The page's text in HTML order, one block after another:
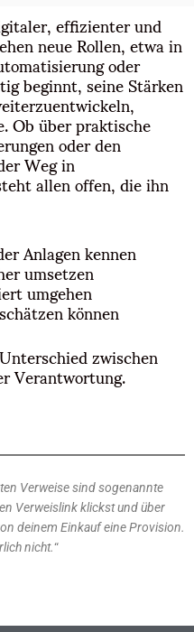
effizienter und
neue Rollen, etwa in
oder
beginnt, seine Stärken
Ob über praktische
oder den
Weg in
allen offen, die ihn
Anlagen kennen
umsetzen
umgehenkönnen
zwischen
Verantwortung.
Verweise sind sogenannte
Verweislink klickst und über
deinem Einkauf eine Provision.
nicht.“